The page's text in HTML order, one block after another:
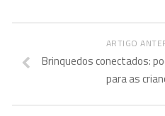
ARTIGO
Brinquedos conectados:
para as